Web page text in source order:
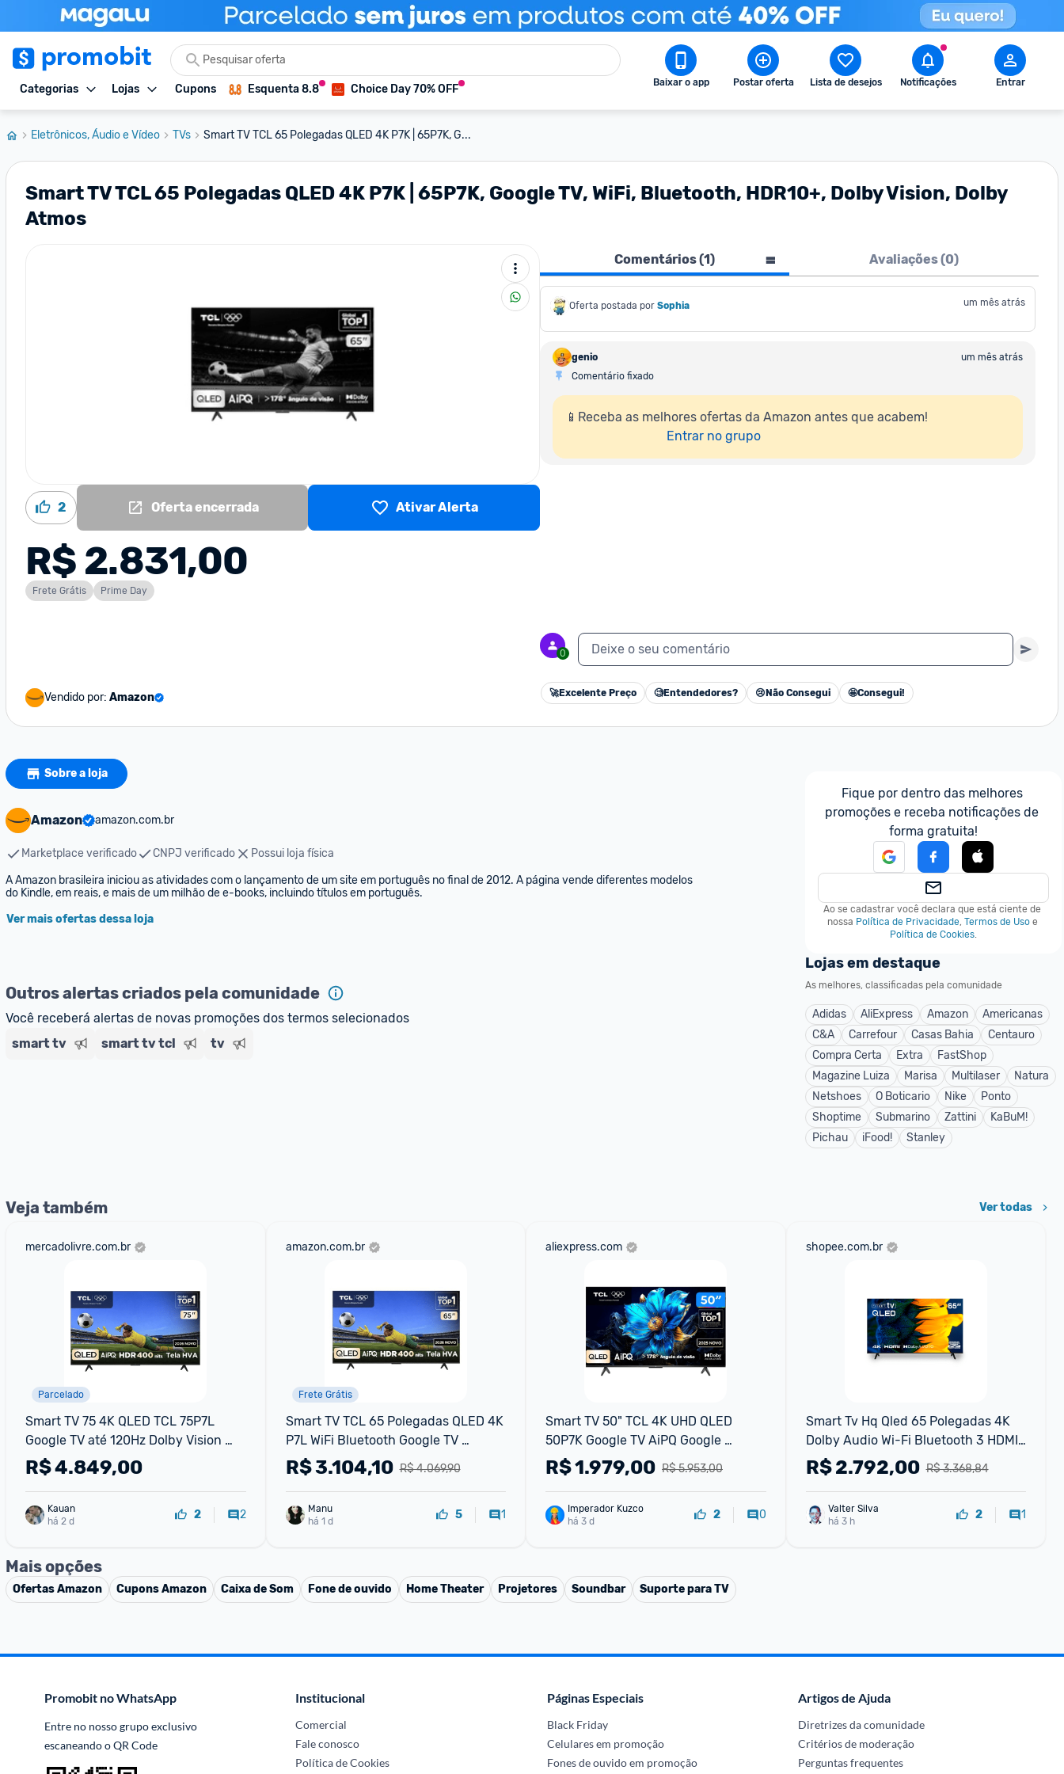
Categorias Lojas Cupons Esquenta 8.8 Choice Day 70% OFF Baixar o app Postar oferta Lista de desejos Notificações Entrar
Eletrônicos, Áudio e Vídeo TVs Smart TV TCL 65 Polegadas QLED 4K P7K | 65P7K, G...
Smart TV TCL 65 Polegadas QLED 4K P7K | 65P7K, Google TV, WiFi, Bluetooth, HDR10+, Dolby Vision, Dolby
Atmos
2 Oferta encerrada Ativar Alerta
R$ 2.831,00
Frete Grátis Prime Day
Vendido por: Amazon
Comentários (1) Avaliações (0)
Oferta postada por Sophia um mês atrás
genio
um mês atrás
Comentário fixado
📱Receba as melhores ofertas da Amazon antes que acabem!
Entrar no grupo
0 Deixe o seu comentário
🚀Excelente Preço 🧐Entendedores? 😢 Não Consegui 🤩Consegui!
Sobre a loja
Amazon amazon.com.br
Marketplace verificado CNPJ verificado
Possui loja física
A Amazon brasileira iniciou as atividades com o lançamento de um site em português no final de 2012. A página vende diferentes modelos
do Kindle, em reais, e mais de um milhão de e-books, incluindo títulos em português.
Ver mais ofertas dessa loja
Outros alertas criados pela comunidade
Você receberá alertas de novas promoções dos termos selecionados
smart tv
smart tv tcl tv
Fique por dentro das melhores
promoções e receba notificações de
forma gratuita!
Ao se cadastrar você declara que está ciente de
nossa Política de Privacidade, Termos de Uso e
Política de Cookies.
Lojas em destaque
As melhores, classificadas pela comunidade
Adidas AliExpress Amazon
Americanas
C&A
Carrefour Casas Bahia
Centauro
Compra Certa
Extra
FastShop
Magazine Luiza
Marisa Multilaser
Natura
Netshoes
O Boticario Nike
Ponto
Shoptime
Submarino Zattini
KaBuM!
Pichau
iFood! Stanley
Veja também Ver todas
mercadolivre.com.br
Parcelado
Smart TV 75 4K QLED TCL 75P7L
Google TV até 120Hz Dolby Vision
Atmos
R$4.849,00
Kauan
há 2 d
2 2
amazon.com.br
Frete Grátis
Smart TV TCL 65 Polegadas QLED 4K
P7L WiFi Bluetooth Google TV
HDR10+ 120 Hz
R$ 4.069,90
R$3.104,10
Manu
há 1 d
5 1
aliexpress.com
Smart TV 50" TCL 4K UHD QLED
50P7K Google TV AiPQ Google
Assistente 3 HDMI
R$ 5.953,00
R$1.979,00
Imperador Kuzco
há 3 d
2 0
shopee.com.br
Smart Tv Hq Qled 65 Polegadas 4K
Dolby Audio Wi-Fi Bluetooth 3 HDMI
2 USB RJ45 Netflix Hq-QLED65SM
R$ 3.368,84
R$2.792,00
Valter Silva
há 3 h
2 1
Mais opções
OfertasAmazon CuponsAmazon Caixa de Som Fone de ouvido Home Theater Projetores Soundbar Suporte para TV
Promobit no WhatsApp
Entre no nosso grupo exclusivo
escaneando o QR Code
Institucional
Comercial
Fale conosco
Política de Cookies
Páginas Especiais
Black Friday
Celulares em promoção
Fones de ouvido em promoção
Artigos de Ajuda
Diretrizes da comunidade
Critérios de moderação
Perguntas frequentes